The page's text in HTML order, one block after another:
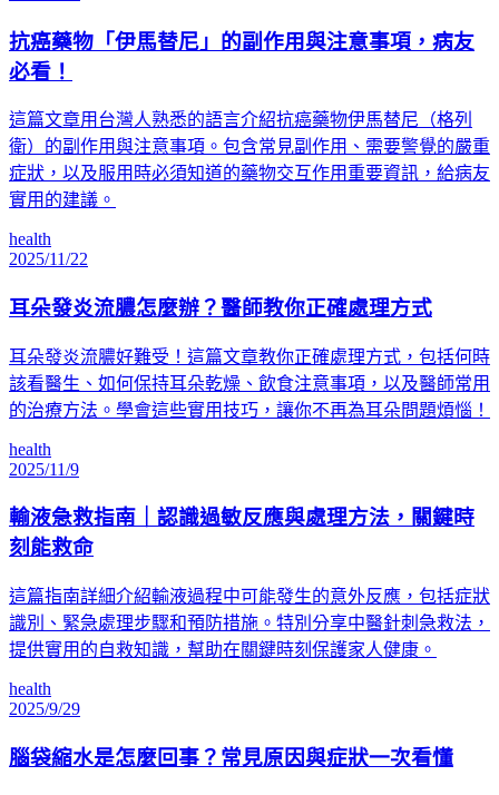
抗癌藥物「伊馬替尼」的副作用與注意事項，病友
必看！
這篇文章用台灣人熟悉的語言介紹抗癌藥物伊馬替尼（格列
衛）的副作用與注意事項。包含常見副作用、需要警覺的嚴重
症狀，以及服用時必須知道的藥物交互作用重要資訊，給病友
實用的建議。
health
2025/11/22
耳朵發炎流膿怎麼辦？醫師教你正確處理方式
耳朵發炎流膿好難受！這篇文章教你正確處理方式，包括何時
該看醫生、如何保持耳朵乾燥、飲食注意事項，以及醫師常用
的治療方法。學會這些實用技巧，讓你不再為耳朵問題煩惱！
health
2025/11/9
輸液急救指南｜認識過敏反應與處理方法，關鍵時
刻能救命
這篇指南詳細介紹輸液過程中可能發生的意外反應，包括症狀
識別、緊急處理步驟和預防措施。特別分享中醫針刺急救法，
提供實用的自救知識，幫助在關鍵時刻保護家人健康。
health
2025/9/29
腦袋縮水是怎麼回事？常見原因與症狀一次看懂